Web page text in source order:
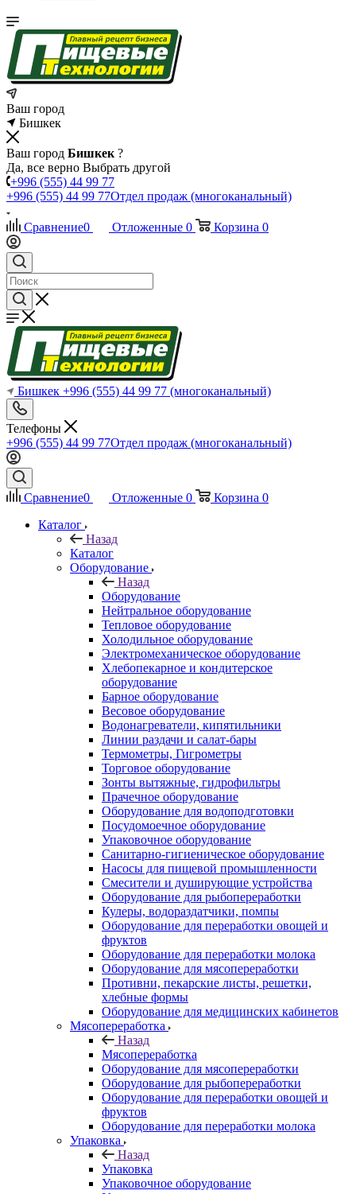
Ваш город
Бишкек
Ваш город Бишкек ?
Да, все верно Выбрать другой
+996 (555) 44 99 77
+996 (555) 44 99 77Отдел продаж (многоканальный)
Сравнение0 Отложенные 0 Корзина 0
Бишкек +996 (555) 44 99 77 (многоканальный)
Телефоны
+996 (555) 44 99 77Отдел продаж (многоканальный)
Сравнение0 Отложенные 0 Корзина 0
Каталог
Назад
Каталог
Оборудование
Назад
Оборудование
Нейтральное оборудование
Тепловое оборудование
Холодильное оборудование
Электромеханическое оборудование
Хлебопекарное и кондитерское
оборудование
Барное оборудование
Весовое оборудование
Водонагреватели, кипятильники
Линии раздачи и салат-бары
Термометры, Гигрометры
Торговое оборудование
Зонты вытяжные, гидрофильтры
Прачечное оборудование
Оборудование для водоподготовки
Посудомоечное оборудование
Упаковочное оборудование
Санитарно-гигиеническое оборудование
Насосы для пищевой промышленности
Смесители и душирующие устройства
Оборудование для рыбопереработки
Кулеры, водораздатчики, помпы
Оборудование для переработки овощей и
фруктов
Оборудование для переработки молока
Оборудование для мясопереработки
Противни, пекарские листы, решетки,
хлебные формы
Оборудование для медицинских кабинетов
Мясопереработка
Назад
Мясопереработка
Оборудование для мясопереработки
Оборудование для рыбопереработки
Оборудование для переработки овощей и
фруктов
Оборудование для переработки молока
Упаковка
Назад
Упаковка
Упаковочное оборудование